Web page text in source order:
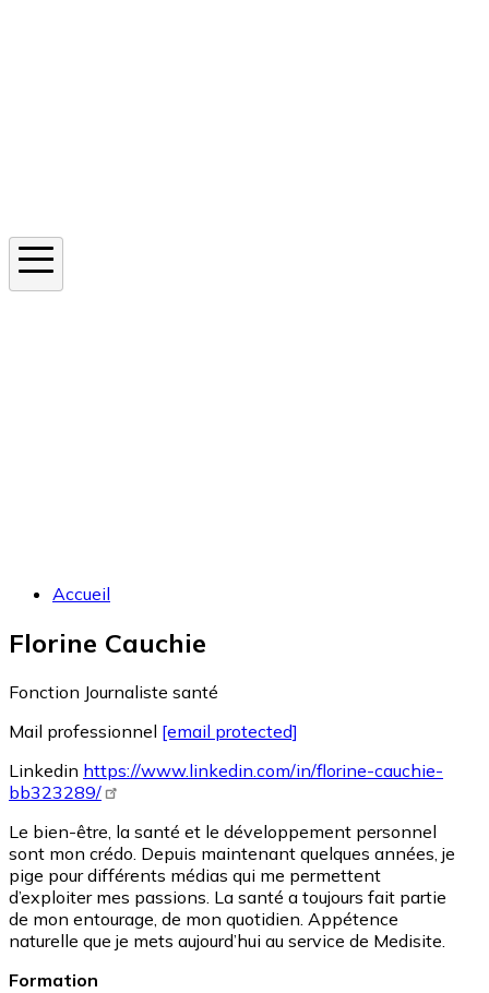
Accueil
Florine Cauchie
Fonction Journaliste santé
Mail professionnel [email protected]
Linkedin https://www.linkedin.com/in/florine-cauchie-
bb323289/
Le bien-être, la santé et le développement personnel
sont mon crédo. Depuis maintenant quelques années, je
pige pour différents médias qui me permettent
d’exploiter mes passions. La santé a toujours fait partie
de mon entourage, de mon quotidien. Appétence
naturelle que je mets aujourd’hui au service de Medisite.
Formation